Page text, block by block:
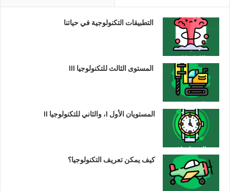
التطبيقات التكنولوجية في حياتنا
المستوى الثالث للتكنولوجيا III
المستويان الأول I، والثاني للتكنولوجيا II
كيف يمكن تعريف التكنولوجيا؟